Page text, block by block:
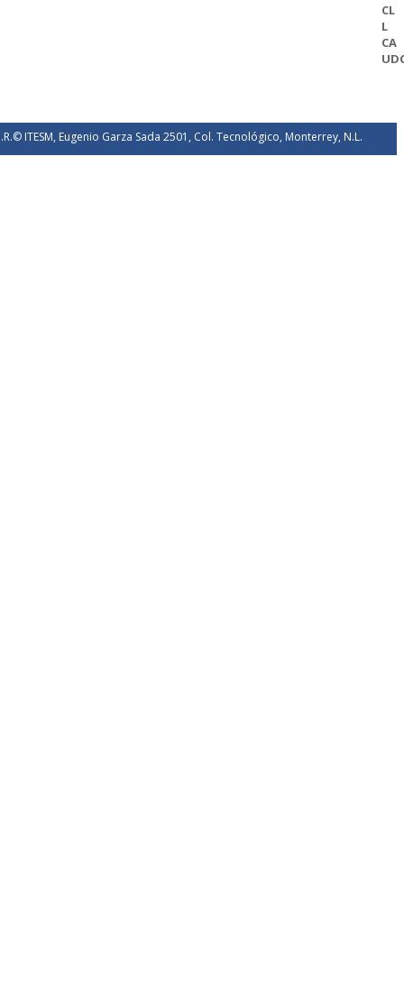
CL
L
CA
ITESM, Eugenio Garza Sada 2501, Col. Tecnológico, Monterrey, N.L.